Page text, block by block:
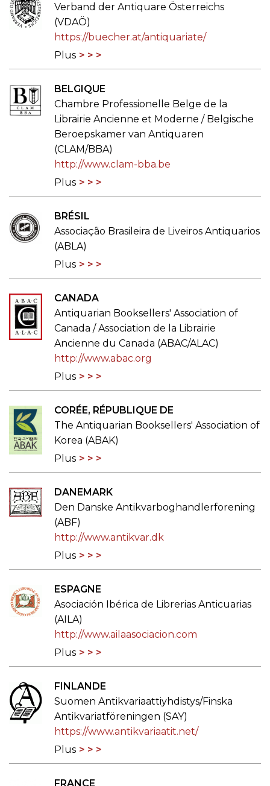
Verband der Antiquare Österreichs
(VDAÖ)
https://buecher.at/antiquariate/
Plus
BELGIQUE
Chambre Professionelle Belge de la
Librairie Ancienne et Moderne / Belgische
Beroepskamer van Antiquaren
(CLAM/BBA)
http://www.clam-bba.be
Plus
BRÉSIL
Associação Brasileira de Liveiros Antiquarios
(ABLA)
Plus
CANADA
Antiquarian Booksellers' Association of
Canada / Association de la Librairie
Ancienne du Canada (ABAC/ALAC)
http://www.abac.org
Plus
CORÉE, RÉPUBLIQUE DE
The Antiquarian Booksellers' Association of
Korea (ABAK)
Plus
DANEMARK
Den Danske Antikvarboghandlerforening
(ABF)
http://www.antikvar.dk
Plus
ESPAGNE
Asociación Ibérica de Librerias Anticuarias
(AILA)
http://www.ailaasociacion.com
Plus
FINLANDE
Suomen Antikvariaattiyhdistys/Finska
Antikvariatföreningen (SAY)
https://www.antikvariaatit.net/
Plus
FRANCE